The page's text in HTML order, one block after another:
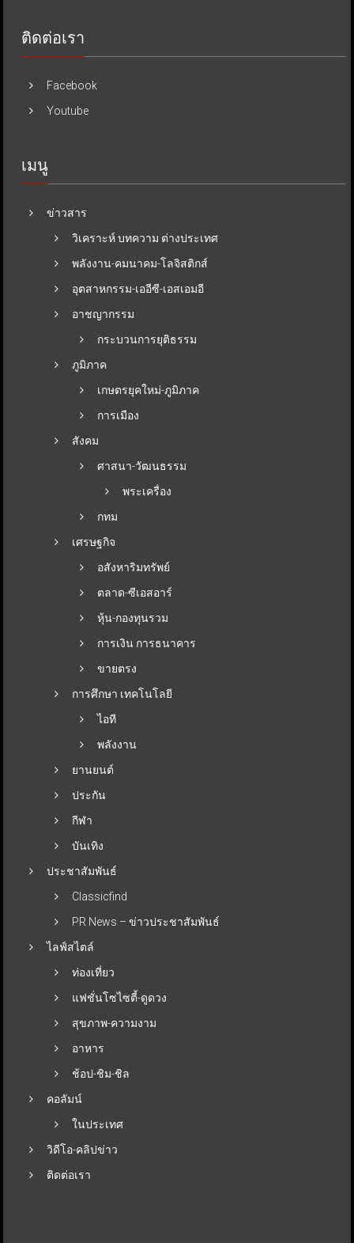
ติดต่อเรา
Facebook
Youtube
เมนู
ข่าวสาร
วิเคราะห์ บทความ ต่างประเทศ
พลังงาน-คมนาคม-โลจิสติกส์
อุตสาหกรรม-เออีซี-เอสเอมอี
อาชญากรรม
กระบวนการยุติธรรม
ภูมิภาค
เกษตรยุคใหม่-ภูมิภาค
การเมือง
สังคม
ศาสนา-วัฒนธรรม
พระเครื่อง
กทม
เศรษฐกิจ
อสังหาริมทรัพย์
ตลาด-ซีเอสอาร์
หุ้น-กองทุนรวม
การเงิน การธนาคาร
ขายตรง
การศึกษา เทคโนโลยี
ไอที
พลังงาน
ยานยนต์
ประกัน
กีฬา
บันเทิง
ประชาสัมพันธ์
Classicfind
PR News – ข่าวประชาสัมพันธ์
ไลฟ์สไตล์
ท่องเที่ยว
แฟชั่นโซไซตี้-ดูดวง
สุขภาพ-ความงาม
อาหาร
ช้อป-ชิม-ชิล
คอลัมน์
ในประเทศ
วิดีโอ-คลิปข่าว
ติดต่อเรา